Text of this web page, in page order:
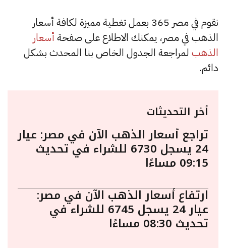
نقوم في مصر 365 بعمل تغطية مميزة لكافة أسعار
الذهب في مصر، يمكنك الاطلاع على صفحة أسعار
الذهب لمراجعة الجدول الخاص بنا المحدث بشكل
دائم.
أخر التحديثات
تراجع أسعار الذهب الآن في مصر: عيار
24 يسجل 6730 للشراء في تحديث
09:15 مساءًا
ارتفاع أسعار الذهب الآن في مصر:
عيار 24 يسجل 6745 للشراء في
تحديث 08:30 مساءًا